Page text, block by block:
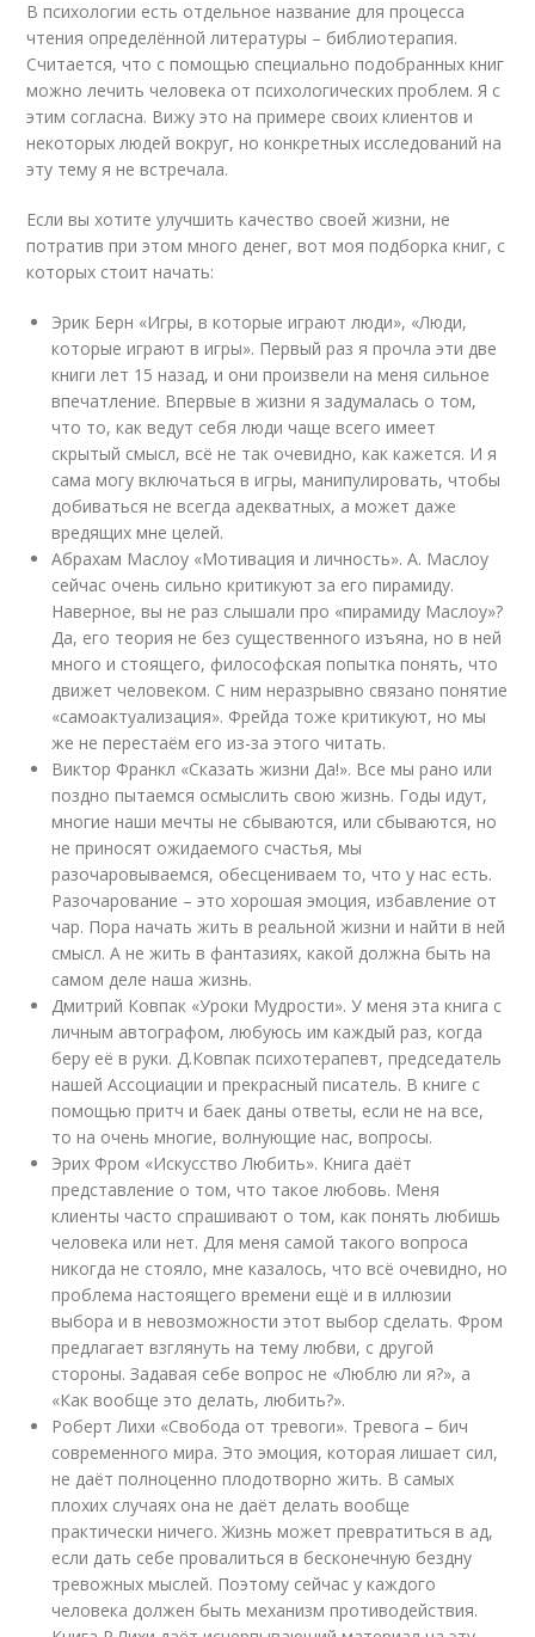
В психологии есть отдельное название для процесса
чтения определённой литературы – библиотерапия.
Считается, что с помощью специально подобранных книг
можно лечить человека от психологических проблем. Я с
этим согласна. Вижу это на примере своих клиентов и
некоторых людей вокруг, но конкретных исследований на
эту тему я не встречала.
Если вы хотите улучшить качество своей жизни, не
потратив при этом много денег, вот моя подборка книг, с
которых стоит начать:
Эрик Берн «Игры, в которые играют люди», «Люди,
которые играют в игры». Первый раз я прочла эти две
книги лет 15 назад, и они произвели на меня сильное
впечатление. Впервые в жизни я задумалась о том,
что то, как ведут себя люди чаще всего имеет
скрытый смысл, всё не так очевидно, как кажется. И я
сама могу включаться в игры, манипулировать, чтобы
добиваться не всегда адекватных, а может даже
вредящих мне целей.
Абрахам Маслоу «Мотивация и личность». А. Маслоу
сейчас очень сильно критикуют за его пирамиду.
Наверное, вы не раз слышали про «пирамиду Маслоу»?
Да, его теория не без существенного изъяна, но в ней
много и стоящего, философская попытка понять, что
движет человеком. С ним неразрывно связано понятие
«самоактуализация». Фрейда тоже критикуют, но мы
же не перестаём его из-за этого читать.
Виктор Франкл «Сказать жизни Да!». Все мы рано или
поздно пытаемся осмыслить свою жизнь. Годы идут,
многие наши мечты не сбываются, или сбываются, но
не приносят ожидаемого счастья, мы
разочаровываемся, обесцениваем то, что у нас есть.
Разочарование – это хорошая эмоция, избавление от
чар. Пора начать жить в реальной жизни и найти в ней
смысл. А не жить в фантазиях, какой должна быть на
самом деле наша жизнь.
Дмитрий Ковпак «Уроки Мудрости». У меня эта книга с
личным автографом, любуюсь им каждый раз, когда
беру её в руки. Д.Ковпак психотерапевт, председатель
нашей Ассоциации и прекрасный писатель. В книге с
помощью притч и баек даны ответы, если не на все,
то на очень многие, волнующие нас, вопросы.
Эрих Фром «Искусство Любить». Книга даёт
представление о том, что такое любовь. Меня
клиенты часто спрашивают о том, как понять любишь
человека или нет. Для меня самой такого вопроса
никогда не стояло, мне казалось, что всё очевидно, но
проблема настоящего времени ещё и в иллюзии
выбора и в невозможности этот выбор сделать. Фром
предлагает взглянуть на тему любви, с другой
стороны. Задавая себе вопрос не «Люблю ли я?», а
«Как вообще это делать, любить?».
Роберт Лихи «Свобода от тревоги». Тревога – бич
современного мира. Это эмоция, которая лишает сил,
не даёт полноценно плодотворно жить. В самых
плохих случаях она не даёт делать вообще
практически ничего. Жизнь может превратиться в ад,
если дать себе провалиться в бесконечную бездну
тревожных мыслей. Поэтому сейчас у каждого
человека должен быть механизм противодействия.